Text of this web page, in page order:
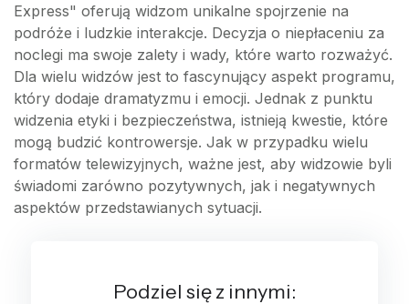
Express" oferują widzom unikalne spojrzenie na
podróże i ludzkie interakcje. Decyzja o niepłaceniu za
noclegi ma swoje zalety i wady, które warto rozważyć.
Dla wielu widzów jest to fascynujący aspekt programu,
który dodaje dramatyzmu i emocji. Jednak z punktu
widzenia etyki i bezpieczeństwa, istnieją kwestie, które
mogą budzić kontrowersje. Jak w przypadku wielu
formatów telewizyjnych, ważne jest, aby widzowie byli
świadomi zarówno pozytywnych, jak i negatywnych
aspektów przedstawianych sytuacji.
Podziel się z innymi: